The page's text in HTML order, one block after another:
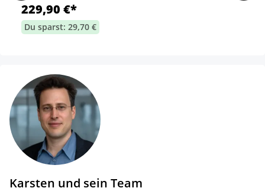
229,90 €*
Du sparst: 29,70 €
Karsten und sein Team